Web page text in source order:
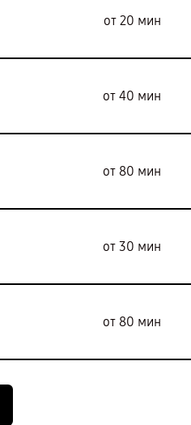
от 20 мин
от 40 мин
от 80 мин
от 30 мин
от 80 мин